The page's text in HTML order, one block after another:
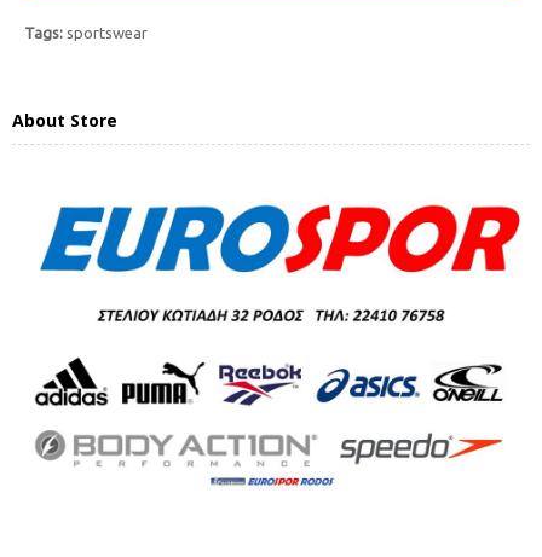
Tags: sportswear
About Store